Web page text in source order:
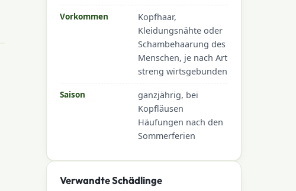
Vorkommen
Kopfhaar,
Kleidungsnähte oder
Schambehaarung des
Menschen, je nach Art
streng wirtsgebunden
Saison
ganzjährig, bei
Kopfläusen
Häufungen nach den
Sommerferien
Verwandte Schädlinge